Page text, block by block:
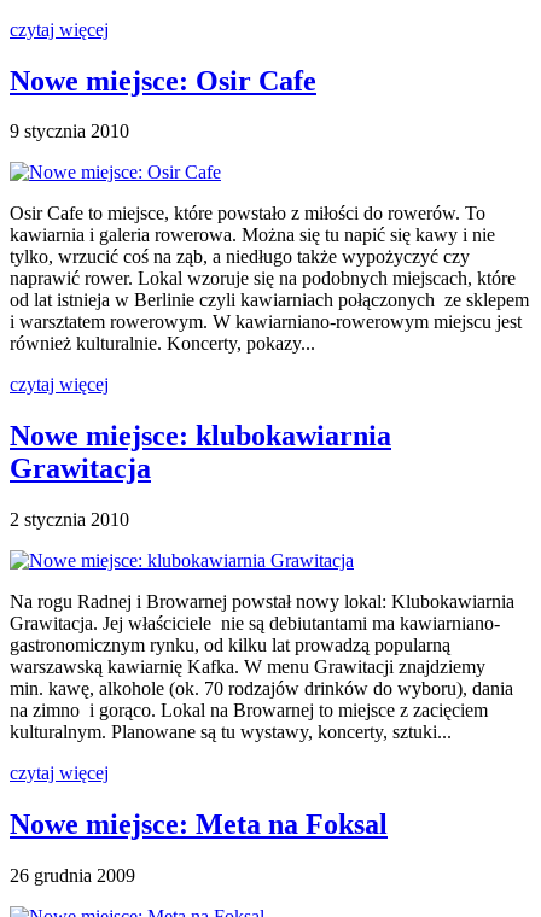
czytaj więcej
Nowe miejsce: Osir Cafe
9 stycznia 2010
Osir Cafe to miejsce, które powstało z miłości do rowerów. To
kawiarnia i galeria rowerowa. Można się tu napić się kawy i nie
tylko, wrzucić coś na ząb, a niedługo także wypożyczyć czy
naprawić rower. Lokal wzoruje się na podobnych miejscach, które
od lat istnieja w Berlinie czyli kawiarniach połączonych ze sklepem
i warsztatem rowerowym. W kawiarniano-rowerowym miejscu jest
również kulturalnie. Koncerty, pokazy...
czytaj więcej
Nowe miejsce: klubokawiarnia
Grawitacja
2 stycznia 2010
Na rogu Radnej i Browarnej powstał nowy lokal: Klubokawiarnia
Grawitacja. Jej właściciele nie są debiutantami ma kawiarniano-
gastronomicznym rynku, od kilku lat prowadzą popularną
warszawską kawiarnię Kafka. W menu Grawitacji znajdziemy
min. kawę, alkohole (ok. 70 rodzajów drinków do wyboru), dania
na zimno i gorąco. Lokal na Browarnej to miejsce z zacięciem
kulturalnym. Planowane są tu wystawy, koncerty, sztuki...
czytaj więcej
Nowe miejsce: Meta na Foksal
26 grudnia 2009